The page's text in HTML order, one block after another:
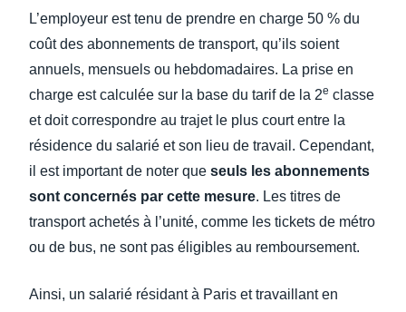
L’employeur est tenu de prendre en charge 50 % du
coût des abonnements de transport, qu’ils soient
annuels, mensuels ou hebdomadaires. La prise en
charge est calculée sur la base du tarif de la 2e classe
et doit correspondre au trajet le plus court entre la
résidence du salarié et son lieu de travail. Cependant,
il est important de noter que seuls les abonnements
sont concernés par cette mesure. Les titres de
transport achetés à l’unité, comme les tickets de métro
ou de bus, ne sont pas éligibles au remboursement.
Ainsi, un salarié résidant à Paris et travaillant en